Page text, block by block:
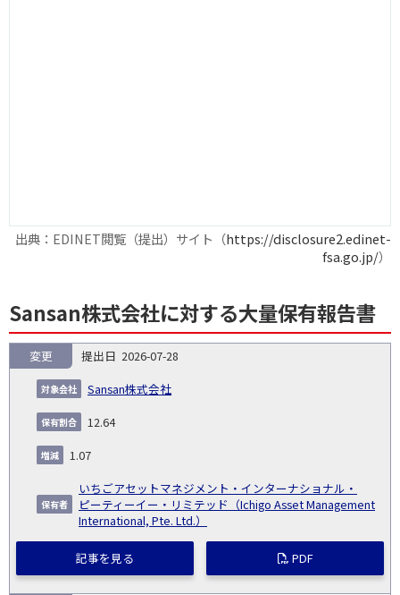
出典：EDINET閲覧（提出）サイト（https://disclosure2.edinet-
fsa.go.jp/）
Sansan株式会社に対する大量保有報告書
NO.
告
義
務
発
生
日
提
日
証券
対
2026-07-28
Sansan株式会社
変更
12.64
1.07
いちごアセットマネジメント・インターナショナル・
ピーティーイー・リミテッド（Ichigo Asset Management
International, Pte. Ltd.）
記事を見る PDF